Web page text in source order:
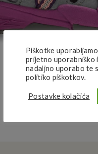
Piškotke
prijetno uporabniško
nadaljno uporabo te
politiko piškotkov.
Postavke kolačića